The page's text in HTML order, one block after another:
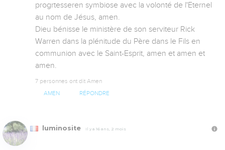
progrtesseren symbiose avec la volonté de l'Eternel
au nom de Jésus, amen.
Dieu bénisse le ministère de son serviteur Rick
Warren dans la plénitude du Père dans le Fils en
communion avec le Saint-Esprit, amen et amen et
amen.
7 personnes ont dit Amen
AMEN RÉPONDRE
luminosite Il y a 16 ans, 2 mois